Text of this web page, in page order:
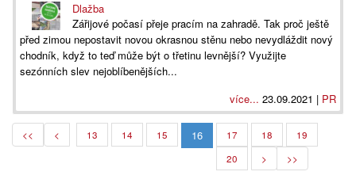
Dlažba
Zářijové počasí přeje pracím na zahradě. Tak proč ještě
před zimou nepostavit novou okrasnou stěnu nebo nevydláždit nový
chodník, když to teď může být o třetinu levnější? Využijte
sezónních slev nejoblíbenějších...
více... 23.09.2021 | PR
<< < 13 14 15 16 17 18
19
20
> >>